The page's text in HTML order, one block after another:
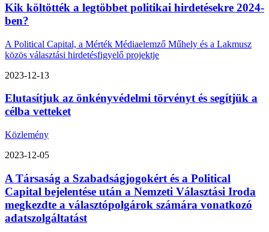
Kik költötték a legtöbbet politikai hirdetésekre 2024-
ben?
A Political Capital, a Mérték Médiaelemző Műhely és a Lakmusz
közös választási hirdetésfigyelő projektje
2023-12-13
Elutasítjuk az önkényvédelmi törvényt és segítjük a
célba vetteket
Közlemény
2023-12-05
A Társaság a Szabadságjogokért és a Political
Capital bejelentése után a Nemzeti Választási Iroda
megkezdte a választópolgárok számára vonatkozó
adatszolgáltatást